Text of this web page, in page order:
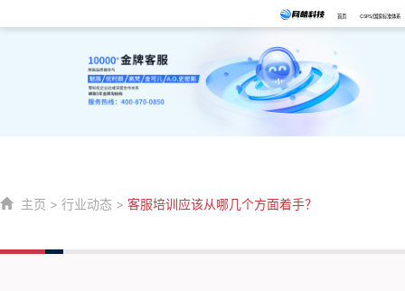
首页 CSPS/国家标准体系
主页 > 行业动态 > 客服培训应该从哪几个方面着手？